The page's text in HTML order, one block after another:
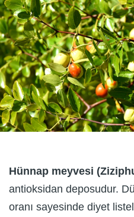
Hünnap meyvesi
antioksidan deposudur.
oranı sayesinde diyet